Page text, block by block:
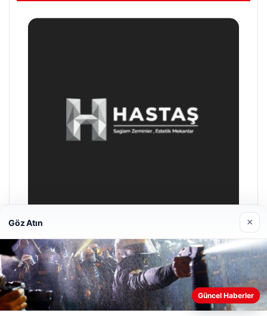
Enes Kaplan Avukatlık Bürosu
28/04/2026
Göz Atın ×
Güncel Haberler